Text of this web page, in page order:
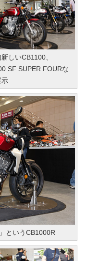
しいCB1100、
SF SUPER FOURな
示
というCB1000R